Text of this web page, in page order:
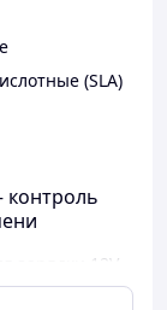
(SLA)
контроль
зарядки 12V
через